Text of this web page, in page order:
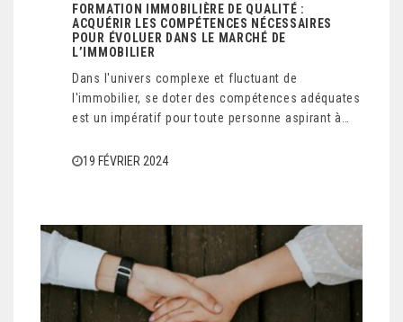
FORMATION IMMOBILIÈRE DE QUALITÉ :
ACQUÉRIR LES COMPÉTENCES NÉCESSAIRES
POUR ÉVOLUER DANS LE MARCHÉ DE
L’IMMOBILIER
Dans l'univers complexe et fluctuant de
l'immobilier, se doter des compétences adéquates
est un impératif pour toute personne aspirant à…
19 FÉVRIER 2024